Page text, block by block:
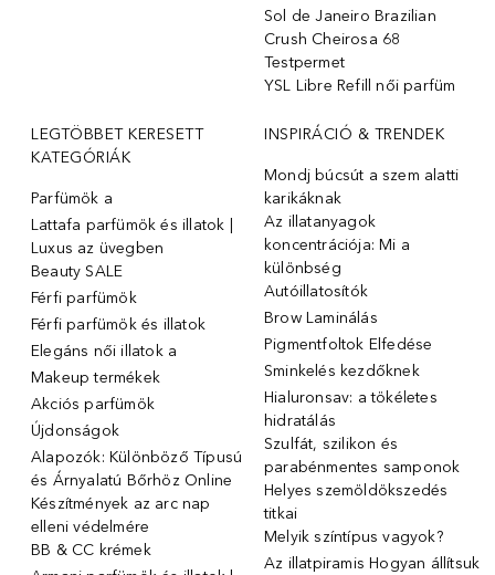
Sol de Janeiro Brazilian
Crush Cheirosa 68
Testpermet
YSL Libre Refill női parfüm
LEGTÖBBET KERESETT
KATEGÓRIÁK
Parfümök ️a
Lattafa parfümök és illatok |
Luxus az üvegben
Beauty SALE
Férfi parfümök
Férfi parfümök és illatok
Elegáns női illatok ️a
Makeup termékek
Akciós parfümök
Újdonságok
Alapozók: Különböző Típusú
és Árnyalatú Bőrhöz Online
Készítmények az arc nap
elleni védelmére
BB & CC krémek
INSPIRÁCIÓ & TRENDEK
Mondj búcsút a szem alatti
karikáknak
Az illatanyagok
koncentrációja: Mi a
különbség
Autóillatosítók
Brow Laminálás
Pigmentfoltok Elfedése
Sminkelés kezdőknek
Hialuronsav: a tökéletes
hidratálás
Szulfát, szilikon és
parabénmentes samponok
Helyes szemöldökszedés
titkai
Melyik színtípus vagyok?
Az illatpiramis Hogyan állítsuk